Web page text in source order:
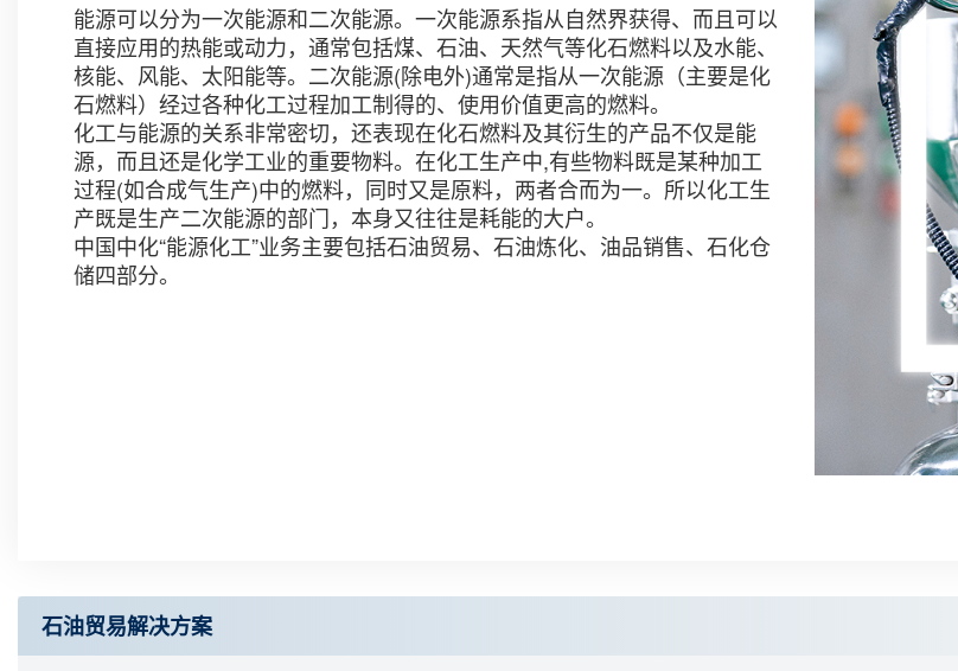
能源可以分为一次能源和二次能源。一次能源系指从自然界获得、而且可以
直接应用的热能或动力，通常包括煤、石油、天然气等化石燃料以及水能、
核能、风能、太阳能等。二次能源(除电外)通常是指从一次能源（主要是化
石燃料）经过各种化工过程加工制得的、使用价值更高的燃料。
化工与能源的关系非常密切，还表现在化石燃料及其衍生的产品不仅是能
源，而且还是化学工业的重要物料。在化工生产中,有些物料既是某种加工
过程(如合成气生产)中的燃料，同时又是原料，两者合而为一。所以化工生
产既是生产二次能源的部门，本身又往往是耗能的大户。
中国中化“能源化工”业务主要包括石油贸易、石油炼化、油品销售、石化仓
储四部分。
石油贸易解决方案